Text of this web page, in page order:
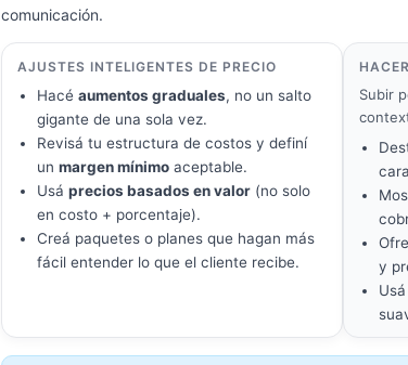
comunicación.
AJUSTES INTELIGENTES DE PRECIO
Hacé aumentos graduales, no un salto
gigante de una sola vez.
Revisá tu estructura de costos y definí
un margen mínimo aceptable.
Usá precios basados en valor (no solo
en costo + porcentaje).
Creá paquetes o planes que hagan más
fácil entender lo que el cliente recibe.
Subir
y